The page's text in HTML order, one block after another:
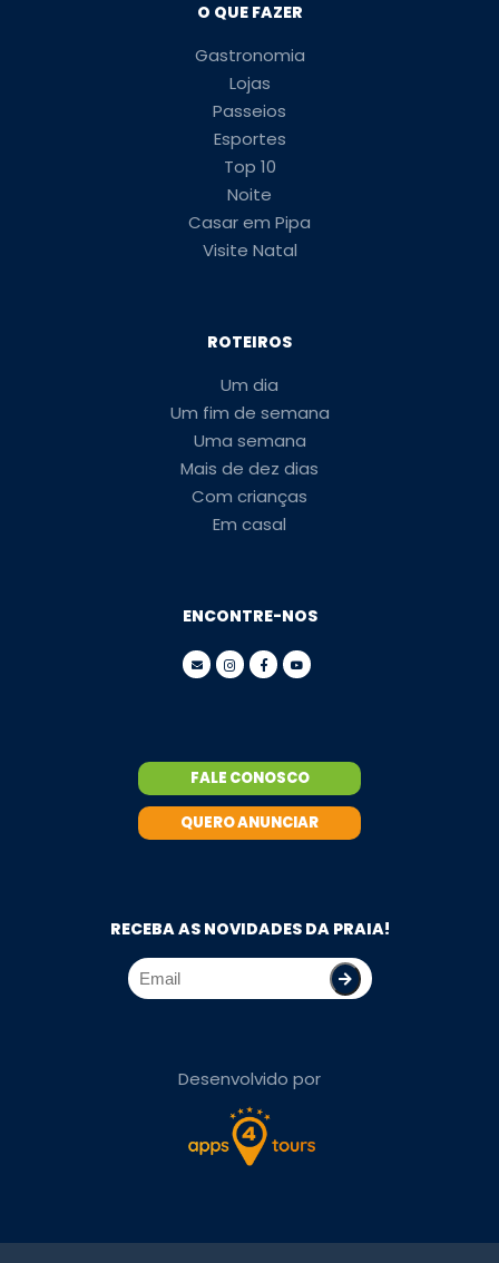
O QUE FAZER
Gastronomia
Lojas
Passeios
Esportes
Top 10
Noite
Casar em Pipa
Visite Natal
ROTEIROS
Um dia
Um fim de semana
Uma semana
Mais de dez dias
Com crianças
Em casal
ENCONTRE-NOS
FALE CONOSCO
QUERO ANUNCIAR
RECEBA AS NOVIDADES DA PRAIA!
Desenvolvido por